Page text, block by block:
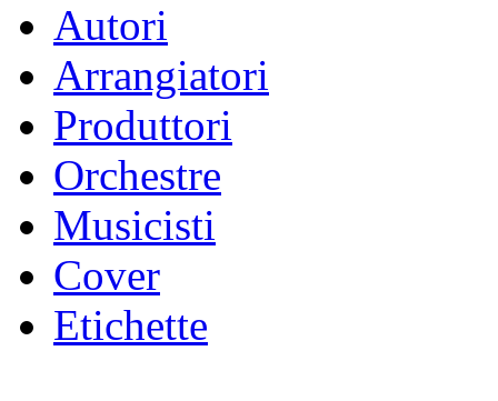
Autori
Arrangiatori
Produttori
Orchestre
Musicisti
Cover
Etichette